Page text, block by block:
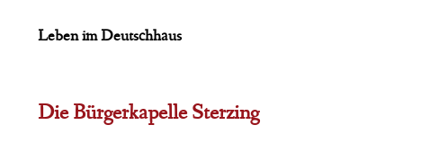
Leben im Deutschhaus
Die Bürgerkapelle Sterzing